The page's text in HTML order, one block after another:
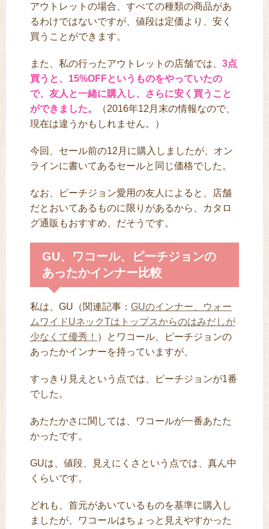
アウトレットの場合、すべての種類の商品があ
るわけではないですが、値段は定価より、安く
買うことができます。
また、私の行ったアウトレットの店舗では、 3点
買うと、15%OFFというものをやっていたの
で、友人と一緒に購入し、さらに安く買うこと
ができました。
（2016年12月末の情報なので、
現在は違うかもしれません。）
今回、セール前の12月に購入しましたが、オン
ラインに書いてあるセールと同じ価格でした。
なお、ピーチジョン愛用の友人によると、店舗
だとおいてあるものに限りがあるから、カタロ
グ通販もおすすめ、だそうです。
GU、ワコール、ピーチジョンの
あったかインナー比較
私は、GU（関連記事： GUのインナー、ウォー
ムワイドUネックTはトップスからのはみだしが
少なくて優秀！ ）とワコール、ピーチジョンの
あったかインナーを持っていますが、
すっきり見えという点では、ピーチジョンが1番
でした。
あたたかさに関しては、ワコールが一番あたた
かったです。
GUは、値段、見えにくさという点では、真ん中
くらいです。
どれも、首元があいているものを基準に購入し
ましたが、ワコールはちょっと見えやすかった